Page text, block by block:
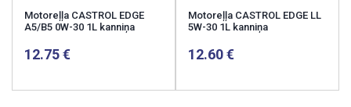
Motoreļļa CASTROL EDGE
A5/B5 0W-30 1L kanniņa
12.75
Motoreļļa CASTROL EDGE LL
5W-30 1L kanniņa
12.60